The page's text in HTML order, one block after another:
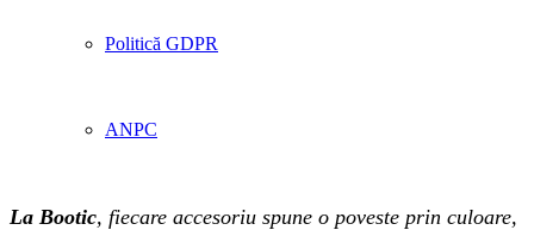
Politică GDPR
ANPC
La Bootic, fiecare accesoriu spune o poveste prin culoare,